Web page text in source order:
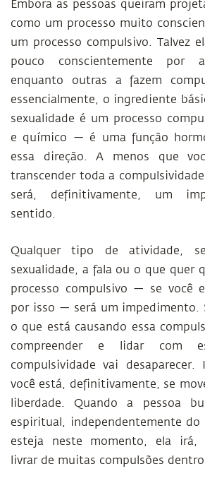
Embora as pessoas queiram
como um processo muito
um processo compulsivo. Talvez
pouco conscientemente por
enquanto outras a fazem
essencialmente, o ingrediente
sexualidade é um processo
e químico — é uma função
essa direção. A menos que
transcender toda a
será, definitivamente, um
sentido.
Qualquer tipo de atividade,
sexualidade, a fala ou o que quer
processo compulsivo — se você
por isso — será um impedimento.
o que está causando essa
compreender e lidar com
compulsividade vai
você está, definitivamente, se
liberdade. Quando a pessoa
espiritual, independentemente
esteja neste momento, ela irá,
livrar de muitas compulsões